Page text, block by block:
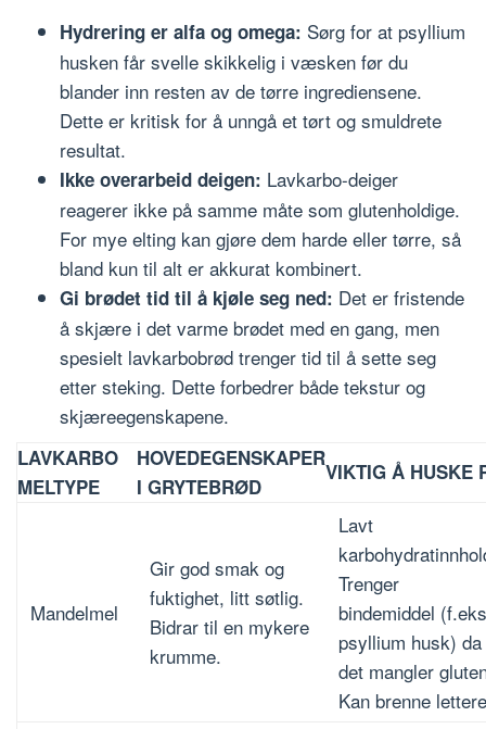
Hydrering er alfa og omega: Sørg for at psyllium
husken får svelle skikkelig i væsken før du
blander inn resten av de tørre ingrediensene.
Dette er kritisk for å unngå et tørt og smuldrete
resultat.
Ikke overarbeid deigen: Lavkarbo-deiger
reagerer ikke på samme måte som glutenholdige.
For mye elting kan gjøre dem harde eller tørre, så
bland kun til alt er akkurat kombinert.
Gi brødet tid til å kjøle seg ned: Det er fristende
å skjære i det varme brødet med en gang, men
spesielt lavkarbobrød trenger tid til å sette seg
etter steking. Dette forbedrer både tekstur og
skjæreegenskapene.
LAVKARBO
MELTYPE
HOVEDEGENSKAPER
I GRYTEBRØD
VIKTIG Å HUSKE
Mandelmel
Gir god smak og
fuktighet, litt søtlig.
Bidrar til en mykere
krumme.
Lavt
Trenger
bindemiddel
psyllium husk) da
det mangler
Kan brenne